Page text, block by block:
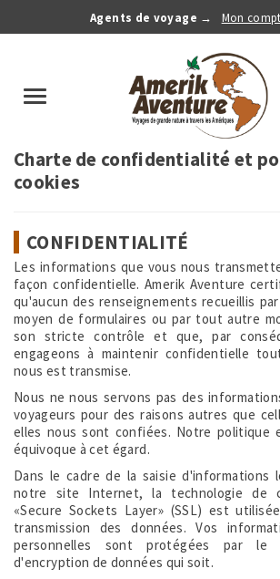
Agents de voyage →
Menu
Mon
Toggle
Charte de confidentialité et
cookies
CONFIDENTIALITÉ
Les informations que vous nous
façon confidentielle. Amerik Aventure
qu'aucun des renseignements recueillis
moyen de formulaires ou par tout autre
son stricte contrôle et que, par
engageons à maintenir confidentielle
nous est transmise.
Nous ne nous servons pas des
voyageurs pour des raisons autres que
elles nous sont confiées. Notre politique
équivoque à cet égard.
Dans le cadre de la saisie d'informations
notre site Internet, la technologie de
«Secure Sockets Layer» (SSL) est
transmission des données. Vos
personnelles sont protégées par le
d'encryption de données qui soit.